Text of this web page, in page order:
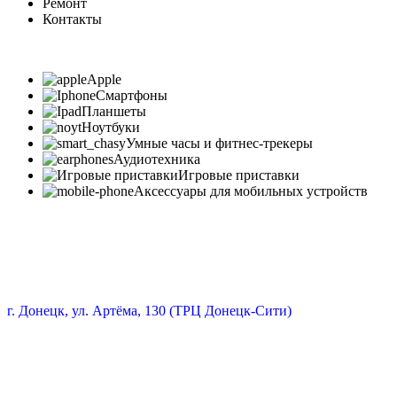
Контакты
Apple
Смартфоны
Планшеты
Ноутбуки
Умные часы и фитнес-трекеры
Аудиотехника
Игровые приставки
Аксессуары для мобильных устройств
г. Донецк, ул. Артёма, 130 (ТРЦ Донецк-Сити)